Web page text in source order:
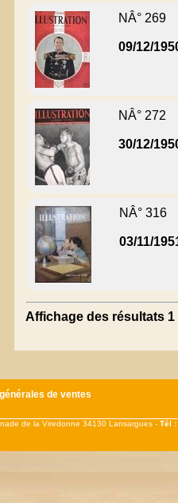
NÂ° 269
09/12/
NÂ° 272
30/12/
NÂ° 316
03/11/
Affichage des résultats
de ventes
de la Viredonne 34130 Lansargues -Tél